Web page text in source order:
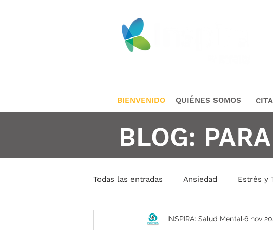
BIENVENIDO QUIÉNES SOMOS
BLOG:
Todas las entradas Ansiedad Estrés y
Conductas Repetidas Crisis
INSPIRA: Salud Mental 6 nov